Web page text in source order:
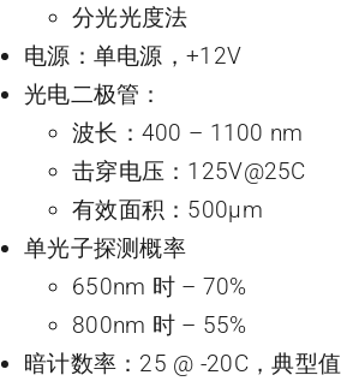
分光光度法
电源：单电源，+12V
光电二极管：
波长：400 – 1100 nm
击穿电压：125V@25C
有效面积：500μm
单光子探测概率
650nm 时 – 70%
800nm 时 – 55%
暗计数率：25 @ -20C，典型值